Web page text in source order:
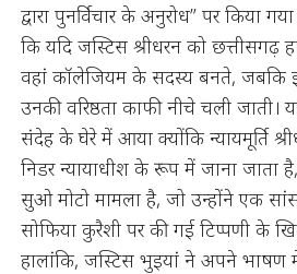
द्वारा पुनर्विचार के अनुरोध” पर किया
कि यदि जस्टिस श्रीधरन को छत्तीसगढ़
वहां कॉलेजियम के सदस्य बनते, जबकि
उनकी वरिष्ठता काफी नीचे चली जाती।
संदेह के घेरे में आया क्योंकि न्यायमूर्ति
निडर न्यायाधीश के रूप में जाना जाता
सुओ मोटो मामला है, जो उन्होंने एक
सोफिया कुरैशी पर की गई टिप्पणी के
हालांकि, जस्टिस भुइयां ने अपने भाषण में